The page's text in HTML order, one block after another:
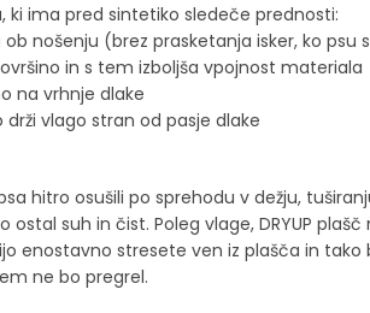
ki ima pred sintetiko sledeče prednosti:
nošenju (brez prasketanja isker, ko psu
in s tem izboljša vpojnost materiala
na vrhnje dlake
vlago stran od pasje dlake
hitro osušili po sprehodu v dežju,
suh in čist. Poleg vlage, DRYUP
enostavno stresete ven iz plašča in
ne bo pregrel.